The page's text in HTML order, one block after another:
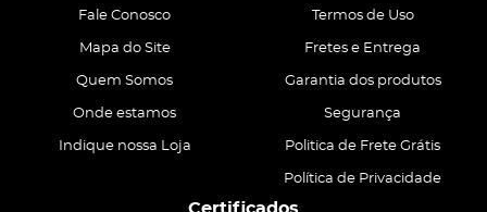
Fale Conosco
Mapa do Site
Quem Somos
Onde estamos
Indique nossa Loja
Termos de Uso
Fretes e Entrega
Garantia dos produtos
Segurança
Politica de Frete Grátis
Política de Privacidade